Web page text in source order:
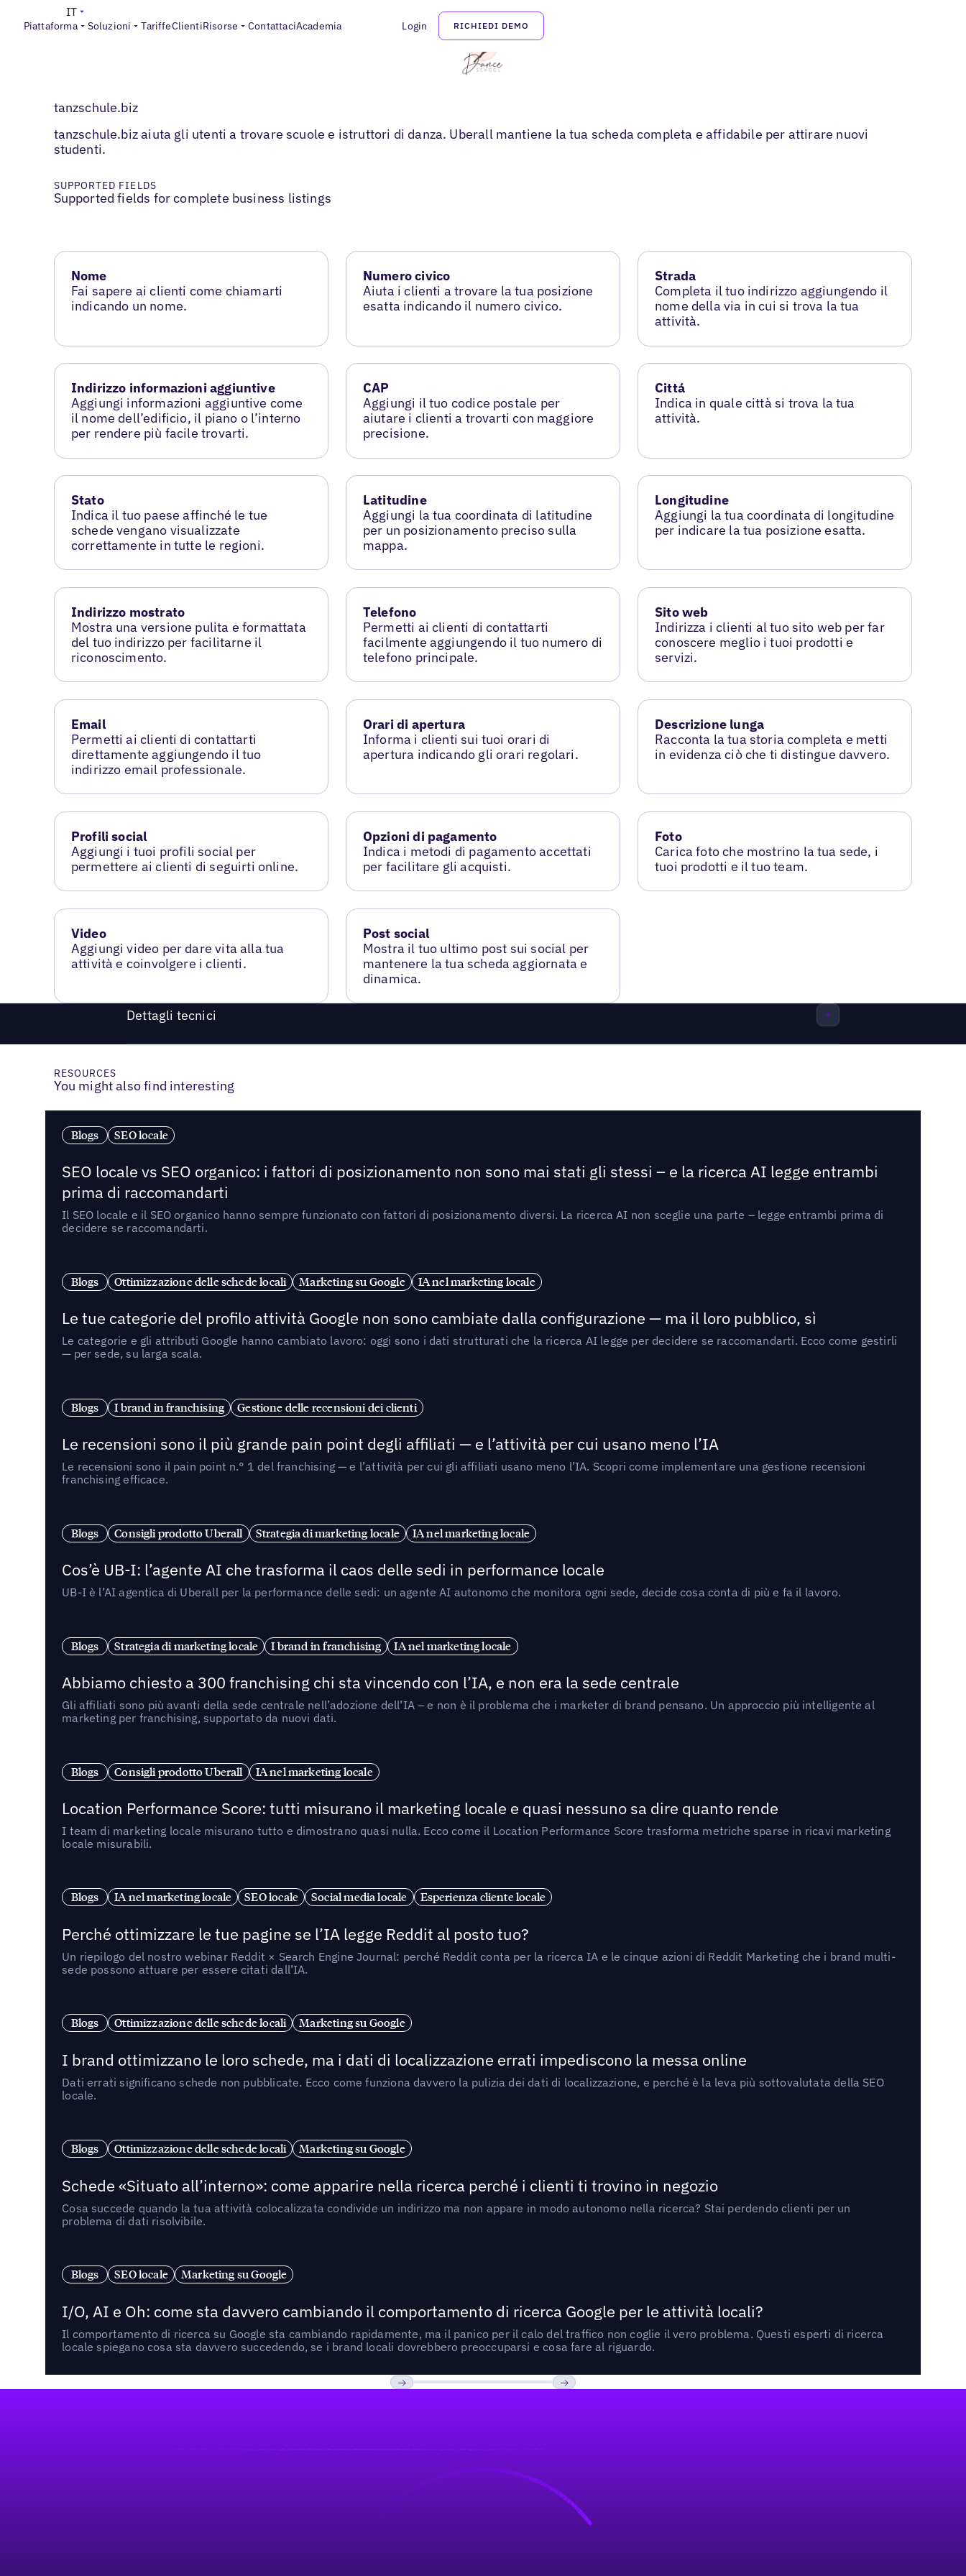
Piattaforma Soluzioni TariffeClientiRisorse ContattaciAcademia Login RICHIEDI DEMO
IT
tanzschule.biz
tanzschule.biz aiuta gli utenti a trovare scuole e istruttori di danza. Uberall mantiene la tua scheda completa e affidabile per attirare nuovi
studenti.
SUPPORTED FIELDS
Supported fields for complete business listings
Nome
Fai sapere ai clienti come chiamarti
indicando un nome.
Numero civico
Aiuta i clienti a trovare la tua posizione
esatta indicando il numero civico.
Strada
Completa il tuo indirizzo aggiungendo il
nome della via in cui si trova la tua
attività.
Indirizzo informazioni aggiuntive
Aggiungi informazioni aggiuntive come
il nome dell’edificio, il piano o l’interno
per rendere più facile trovarti.
CAP
Aggiungi il tuo codice postale per
aiutare i clienti a trovarti con maggiore
precisione.
Cittá
Indica in quale città si trova la tua
attività.
Stato
Indica il tuo paese affinché le tue
schede vengano visualizzate
correttamente in tutte le regioni.
Latitudine
Aggiungi la tua coordinata di latitudine
per un posizionamento preciso sulla
mappa.
Longitudine
Aggiungi la tua coordinata di longitudine
per indicare la tua posizione esatta.
Indirizzo mostrato
Mostra una versione pulita e formattata
del tuo indirizzo per facilitarne il
riconoscimento.
Telefono
Permetti ai clienti di contattarti
facilmente aggiungendo il tuo numero di
telefono principale.
Sito web
Indirizza i clienti al tuo sito web per far
conoscere meglio i tuoi prodotti e
servizi.
Email
Permetti ai clienti di contattarti
direttamente aggiungendo il tuo
indirizzo email professionale.
Orari di apertura
Informa i clienti sui tuoi orari di
apertura indicando gli orari regolari.
Descrizione lunga
Racconta la tua storia completa e metti
in evidenza ciò che ti distingue davvero.
Profili social
Aggiungi i tuoi profili social per
permettere ai clienti di seguirti online.
Opzioni di pagamento
Indica i metodi di pagamento accettati
per facilitare gli acquisti.
Foto
Carica foto che mostrino la tua sede, i
tuoi prodotti e il tuo team.
Video
Aggiungi video per dare vita alla tua
attività e coinvolgere i clienti.
Post social
Mostra il tuo ultimo post sui social per
mantenere la tua scheda aggiornata e
dinamica.
Dettagli tecnici
RESOURCES
You might also find interesting
Blogs SEO locale
SEO locale vs SEO organico: i fattori di posizionamento non sono mai stati gli stessi – e la ricerca AI legge entrambi
prima di raccomandarti
Il SEO locale e il SEO organico hanno sempre funzionato con fattori di posizionamento diversi. La ricerca AI non sceglie una parte – legge entrambi prima di
decidere se raccomandarti.
Blogs Ottimizzazione delle schede locali Marketing su Google IA nel marketing locale
Le tue categorie del profilo attività Google non sono cambiate dalla configurazione — ma il loro pubblico, sì
Le categorie e gli attributi Google hanno cambiato lavoro: oggi sono i dati strutturati che la ricerca AI legge per decidere se raccomandarti. Ecco come gestirli
— per sede, su larga scala.
Blogs I brand in franchising Gestione delle recensioni dei clienti
Le recensioni sono il più grande pain point degli affiliati — e l’attività per cui usano meno l’IA
Le recensioni sono il pain point n.° 1 del franchising — e l’attività per cui gli affiliati usano meno l’IA. Scopri come implementare una gestione recensioni
franchising efficace.
Blogs Consigli prodotto Uberall Strategia di marketing locale IA nel marketing locale
Cos’è UB-I: l’agente AI che trasforma il caos delle sedi in performance locale
UB-I è l’AI agentica di Uberall per la performance delle sedi: un agente AI autonomo che monitora ogni sede, decide cosa conta di più e fa il lavoro.
Blogs Strategia di marketing locale I brand in franchising IA nel marketing locale
Abbiamo chiesto a 300 franchising chi sta vincendo con l’IA, e non era la sede centrale
Gli affiliati sono più avanti della sede centrale nell’adozione dell’IA – e non è il problema che i marketer di brand pensano. Un approccio più intelligente al
marketing per franchising, supportato da nuovi dati.
Blogs Consigli prodotto Uberall IA nel marketing locale
Location Performance Score: tutti misurano il marketing locale e quasi nessuno sa dire quanto rende
I team di marketing locale misurano tutto e dimostrano quasi nulla. Ecco come il Location Performance Score trasforma metriche sparse in ricavi marketing
locale misurabili.
Blogs IA nel marketing locale SEO locale Social media locale Esperienza cliente locale
Perché ottimizzare le tue pagine se l’IA legge Reddit al posto tuo?
Un riepilogo del nostro webinar Reddit × Search Engine Journal: perché Reddit conta per la ricerca IA e le cinque azioni di Reddit Marketing che i brand multi-
sede possono attuare per essere citati dall’IA.
Blogs Ottimizzazione delle schede locali Marketing su Google
I brand ottimizzano le loro schede, ma i dati di localizzazione errati impediscono la messa online
Dati errati significano schede non pubblicate. Ecco come funziona davvero la pulizia dei dati di localizzazione, e perché è la leva più sottovalutata della SEO
locale.
Blogs Ottimizzazione delle schede locali Marketing su Google
Schede «Situato all’interno»: come apparire nella ricerca perché i clienti ti trovino in negozio
Cosa succede quando la tua attività colocalizzata condivide un indirizzo ma non appare in modo autonomo nella ricerca? Stai perdendo clienti per un
problema di dati risolvibile.
Blogs SEO locale Marketing su Google
I/O, AI e Oh: come sta davvero cambiando il comportamento di ricerca Google per le attività locali?
Il comportamento di ricerca su Google sta cambiando rapidamente, ma il panico per il calo del traffico non coglie il vero problema. Questi esperti di ricerca
locale spiegano cosa sta davvero succedendo, se i brand locali dovrebbero preoccuparsi e cosa fare al riguardo.